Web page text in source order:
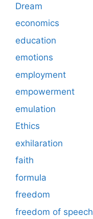
Dream
economics
education
emotions
employment
empowerment
emulation
Ethics
exhilaration
faith
formula
freedom
freedom of speech